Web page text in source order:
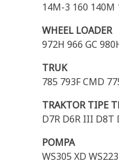
14M-3 160 140M
WHEEL LOADER
972H 966 GC
TRUK
785 793F CMD
TRAKTOR TIPE
D7R D6R III D8T
POMPA
WS305 XD